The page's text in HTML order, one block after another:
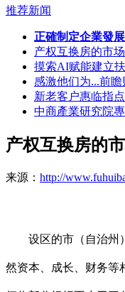
推荐新闻
正確制定企業發
产权互换房的市
摸索AI赋能建立
感激他们为...前
新老客户惠临指点
中商產業研究院
产权互换房的
来源： http://
设区的市（自治州）
然资本、成长、财务等